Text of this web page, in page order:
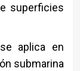
superficies
aplica en
submarina